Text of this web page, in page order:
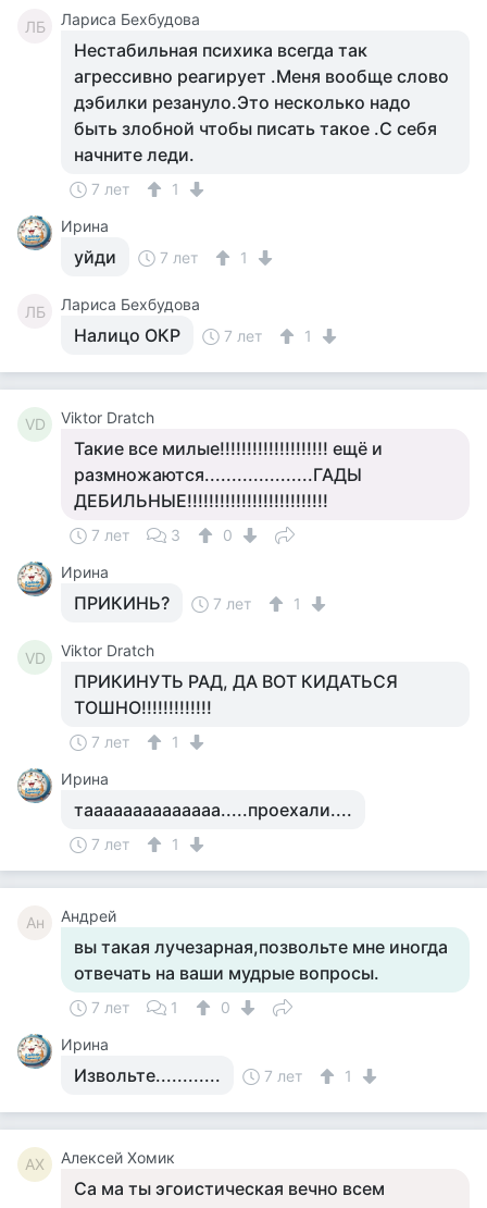
ЛБ Лариса Бехбудова
Нестабильная психика всегда так
агрессивно реагирует .Меня вообще слово
дэбилки резануло.Это несколько надо
быть злобной чтобы писать такое .С себя
начните леди.
7 лет
1
Ирина
уйди 7 лет 1
ЛБ Лариса Бехбудова
Налицо ОКР 7 лет 1
VD Viktor Dratch
Такие все милые!!!!!!!!!!!!!!!!!!!! ещё и
размножаются....................ГАДЫ
ДЕБИЛЬНЫЕ!!!!!!!!!!!!!!!!!!!!!!!!!!
7 лет 3
0
Ирина
ПРИКИНЬ? 7 лет 1
VD Viktor Dratch
ПРИКИНУТЬ РАД, ДА ВОТ КИДАТЬСЯ
ТОШНО!!!!!!!!!!!!!
7 лет
1
Ирина
таааааааааааааа.....проехали....
7 лет 1
Ан Андрей
вы такая лучезарная,позвольте мне иногда
отвечать на ваши мудрые вопросы.
7 лет 1
0
Ирина
Извольте............ 7 лет 1
АХ Алексей Хомик
Са ма ты эгоистическая вечно всем